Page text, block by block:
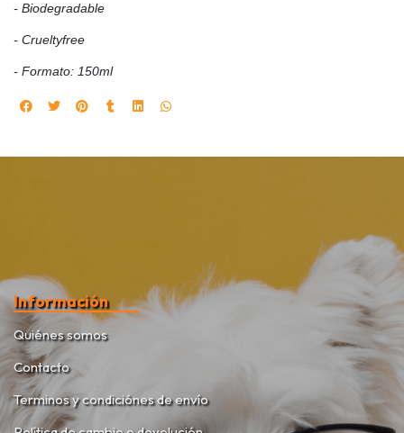
- Biodegradable
- Crueltyfree
- Formato: 150ml
Información
Quiénes somos
Contacto
Terminos y condiciónes de envío